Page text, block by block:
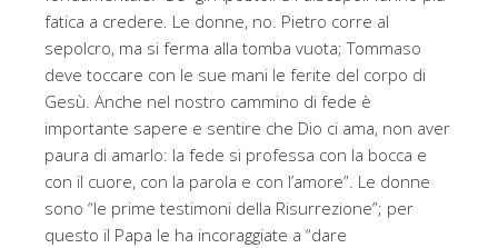
fatica a credere. Le donne, no. Pietro corre al
sepolcro, ma si ferma alla tomba vuota; Tommaso
deve toccare con le sue mani le ferite del corpo di
Gesù. Anche nel nostro cammino di fede è
importante sapere e sentire che Dio ci ama, non aver
paura di amarlo: la fede si professa con la bocca e
con il cuore, con la parola e con l’amore”. Le donne
sono “le prime testimoni della Risurrezione”; per
questo il Papa le ha incoraggiate a “dare